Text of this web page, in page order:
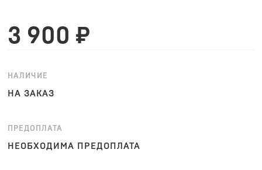
3 900 ₽
НАЛИЧИЕ
НА ЗАКАЗ
ПРЕДОПЛАТА
НЕОБХОДИМА ПРЕДОПЛАТА